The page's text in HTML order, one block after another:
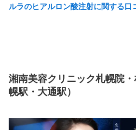
ルラのヒアルロン酸注射に関する
湘南美容クリニック札幌院
幌駅・大通駅）